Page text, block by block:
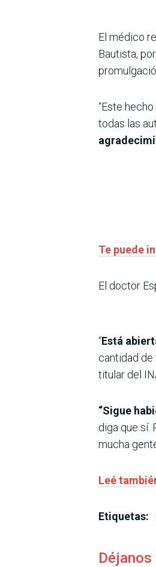
El médico
Bautista,
“Este
todas las
Te puede
El doctor
“Está
cantidad de
titular del
“Sigue
diga que sí.
mucha
Leé
Etiquetas: